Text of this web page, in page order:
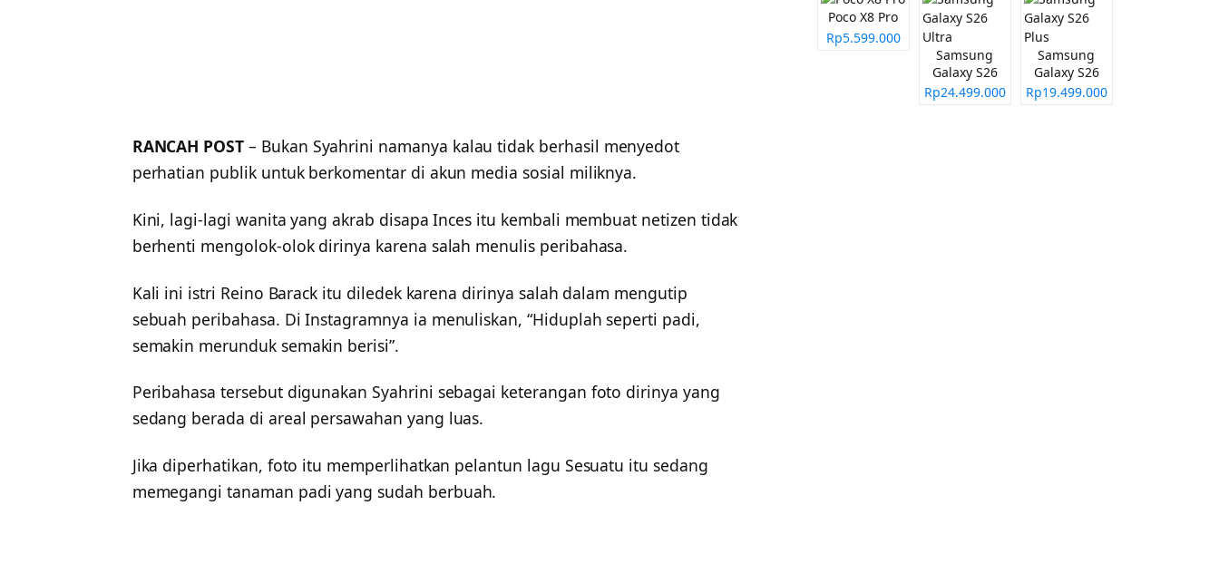
RANCAH POST – Bukan Syahrini namanya kalau tidak berhasil menyedot
perhatian publik untuk berkomentar di akun media sosial miliknya.
Kini, lagi-lagi wanita yang akrab disapa Inces itu kembali membuat netizen tidak
berhenti mengolok-olok dirinya karena salah menulis peribahasa.
Kali ini istri Reino Barack itu diledek karena dirinya salah dalam mengutip
sebuah peribahasa. Di Instagramnya ia menuliskan, “Hiduplah seperti padi,
semakin merunduk semakin berisi”.
Peribahasa tersebut digunakan Syahrini sebagai keterangan foto dirinya yang
sedang berada di areal persawahan yang luas.
Jika diperhatikan, foto itu memperlihatkan pelantun lagu Sesuatu itu sedang
memegangi tanaman padi yang sudah berbuah.
Poco X8 Pro
Rp5.599.000
Samsung
Galaxy S26
Ultra
Rp24.499.000
Samsung
Galaxy S26
Plus
Rp19.499.000